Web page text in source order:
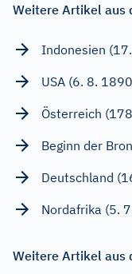
Weitere Artikel aus
Indonesien
USA (6. 8.
Österreich
Beginn der
Deutschland
Nordafrika (5.
Weitere Artikel aus